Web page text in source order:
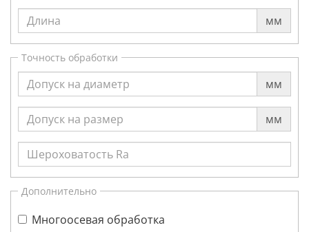
мм
Точность обработки
мм
мм
Дополнительно
Многоосевая обработка